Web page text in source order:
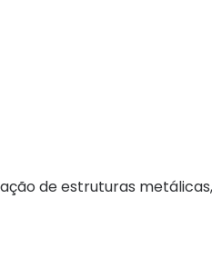
de estruturas